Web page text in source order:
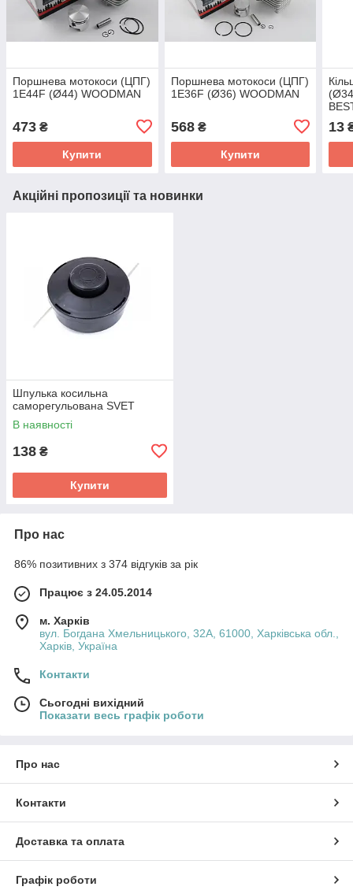
Поршнева мотокоси (ЦПГ)
1E44F (Ø44) WOODMAN
473 ₴
Купити
Поршнева мотокоси (ЦПГ)
1E36F (Ø36) WOODMAN
568₴
Купити
13
Акційні пропозиції та новинки
Шпулька косильна
саморегульована SVET
В наявності
138 ₴
Купити
Про нас
86% позитивних з 374 відгуків за рік
Працює з 24.05.2014
м. Харків
вул. Богдана Хмельницького, 32А, 61000, Харківська обл.,
Харків, Україна
Контакти
Сьогодні вихідний
Показати весь графік роботи
Про нас
Контакти
Доставка та оплата
Графік роботи